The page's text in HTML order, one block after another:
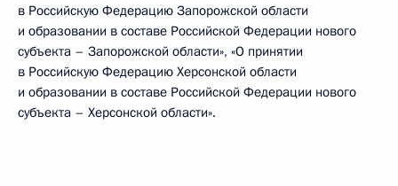
в Российскую Федерацию Запорожской области
и образовании в составе Российской Федерации нового
субъекта – Запорожской области», «О принятии
в Российскую Федерацию Херсонской области
и образовании в составе Российской Федерации нового
субъекта – Херсонской области».